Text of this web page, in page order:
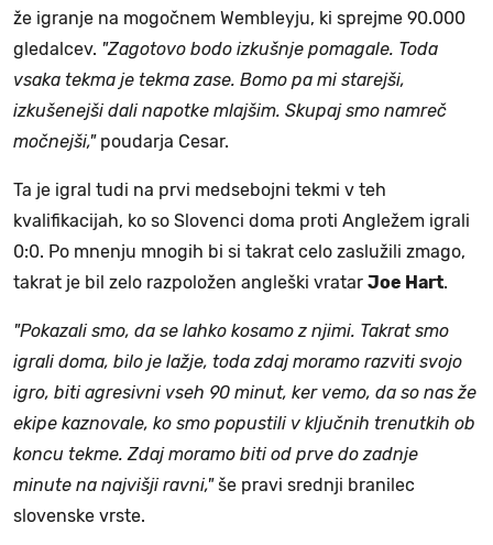
že igranje na mogočnem Wembleyju, ki sprejme 90.000
gledalcev. "Zagotovo bodo izkušnje pomagale. Toda
vsaka tekma je tekma zase. Bomo pa mi starejši,
izkušenejši dali napotke mlajšim. Skupaj smo namreč
močnejši,"poudarja Cesar.
Ta je igral tudi na prvi medsebojni tekmi v teh
kvalifikacijah, ko so Slovenci doma proti Angležem igrali
0:0. Po mnenju mnogih bi si takrat celo zaslužili zmago,
takrat je bil zelo razpoložen angleški vratar Joe Hart.
"Pokazali smo, da se lahko kosamo z njimi. Takrat smo
igrali doma, bilo je lažje, toda zdaj moramo razviti svojo
igro, biti agresivni vseh 90 minut, ker vemo, da so nas že
ekipe kaznovale, ko smo popustili v ključnih trenutkih ob
koncu tekme. Zdaj moramo biti od prve do zadnje
minute na najvišji ravni,"še pravi srednji branilec
slovenske vrste.